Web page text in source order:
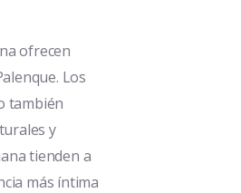
ofrecen
Los
también
y
tienden a
más íntima